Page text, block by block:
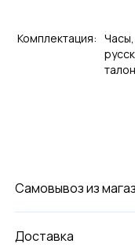
Комплектация:
талон.
Самовывоз из
Доставка